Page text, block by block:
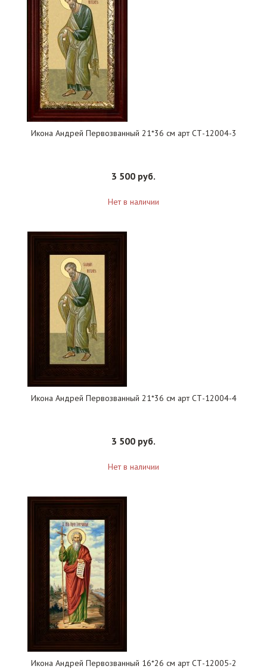
Икона Андрей Первозванный 21*36 см арт СТ-12004-3
3 500 руб.
Нет в наличии
Икона Андрей Первозванный 21*36 см арт СТ-12004-4
3 500 руб.
Нет в наличии
Икона Андрей Первозванный 16*26 см арт СТ-12005-2